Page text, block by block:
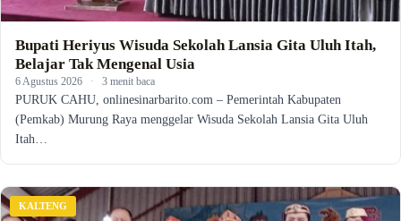
Bupati Heriyus Wisuda Sekolah Lansia Gita Uluh Itah,
Belajar Tak Mengenal Usia
6 Agustus 2026 · 3 menit baca
PURUK CAHU, onlinesinarbarito.com – Pemerintah Kabupaten
(Pemkab) Murung Raya menggelar Wisuda Sekolah Lansia Gita Uluh
Itah…
KALTENG